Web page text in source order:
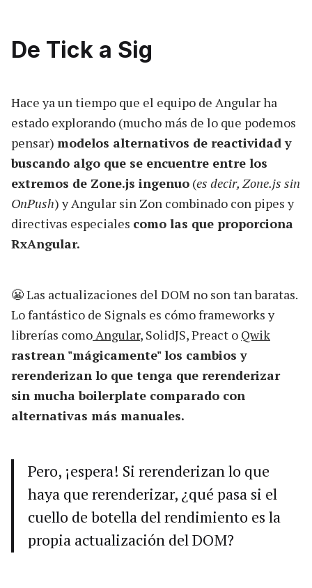
De Tick a Sig
Hace ya un tiempo que el equipo de Angular ha
estado explorando (mucho más de lo que podemos
pensar) modelos alternativos de reactividad y
buscando algo que se encuentre entre los
extremos de Zone.js ingenuo (es decir, Zone.js sin
OnPush) y Angular sin Zon combinado con pipes y
directivas especiales como las que proporciona
RxAngular.
😬 Las actualizaciones del DOM no son tan baratas.
Lo fantástico de Signals es cómo frameworks y
librerías como Angular, SolidJS, Preact o Qwik
rastrean "mágicamente" los cambios y
rerenderizan lo que tenga que rerenderizar
sin mucha boilerplate comparado con
alternativas más manuales.
Pero, ¡espera! Si rerenderizan lo que
haya que rerenderizar, ¿qué pasa si el
cuello de botella del rendimiento es la
propia actualización del DOM?